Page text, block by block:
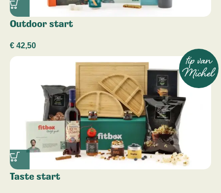
Outdoor start
€ 42,50
Taste start
tip van
Michel